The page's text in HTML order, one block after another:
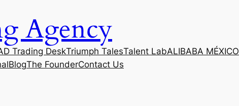
Agency
Trading DeskTriumph TalesTalent LabALIBABA MÉXICO
BlogThe FounderContact Us